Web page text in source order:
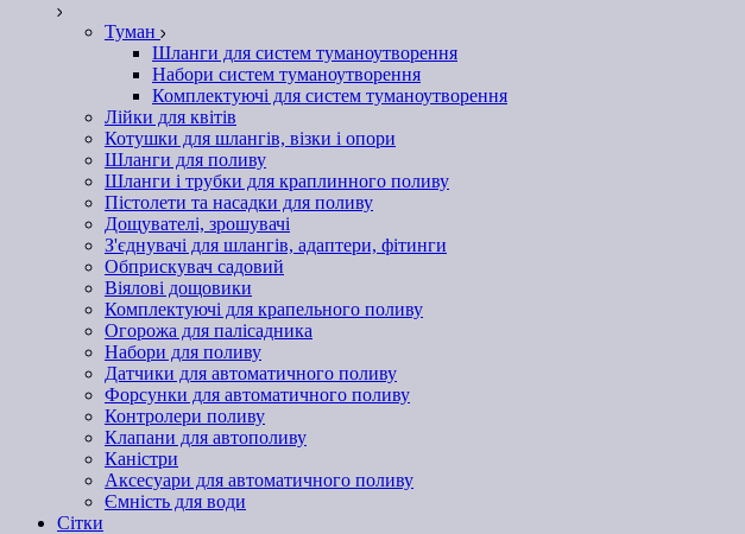
Туман
Шланги для систем туманоутворення
Набори систем туманоутворення
Комплектуючі для систем туманоутворення
Лійки для квітів
Котушки для шлангів, візки і опори
Шланги для поливу
Шланги і трубки для краплинного поливу
Пістолети та насадки для поливу
Дощувателі, зрошувачі
З'єднувачі для шлангів, адаптери, фітинги
Обприскувач садовий
Віялові дощовики
Комплектуючі для крапельного поливу
Огорожа для палісадника
Набори для поливу
Датчики для автоматичного поливу
Форсунки для автоматичного поливу
Контролери поливу
Клапани для автополиву
Каністри
Аксесуари для автоматичного поливу
Ємність для води
Сітки